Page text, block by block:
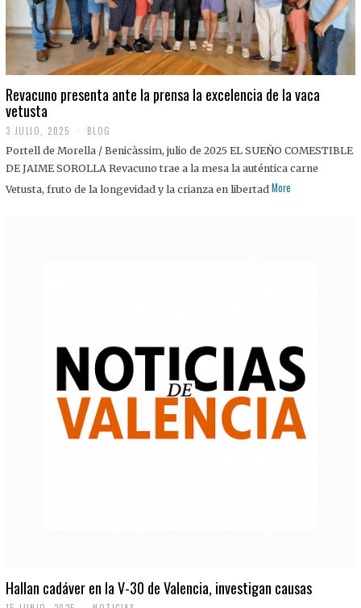
Revacuno presenta ante la prensa la excelencia de la vaca
vetusta
3 JULIO, 2025
J
U
I
BLOG
Portell de Morella / Benicàssim, julio de 2025 EL SUEÑO COMESTIBLE
DE JAIME SOROLLA Revacuno trae a la mesa la auténtica carne
Vetusta, fruto de la longevidad y la crianza en libertad More
Hallan cadáver en la V-30 de Valencia, investigan causas